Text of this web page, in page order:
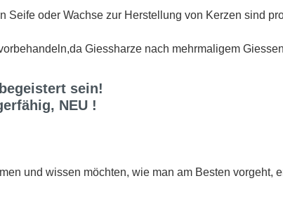
oder Wachse zur Herstellung von Kerzen sind
Giessharze nach mehrmaligem
sein!
NEU !
und wissen möchten, wie man am Besten vorgeht,